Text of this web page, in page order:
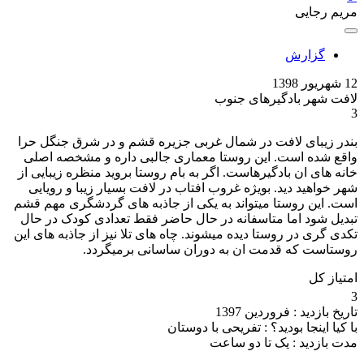
مریم رجایی
گزارش
12 شهریور 1398
لافت شهر بادگیرهای جنوب
3
بندر زیبای لافت در شمال غربی جزیره قشم و در شرق جنگل حرا
واقع شده است. این روستا معماری جالبی داره و مشخصه اصلی
خانه های ان بادگیرهاست. اگر به بام روستا بروید منظره زیبایی از
شهر خواهید دید. بویژه غروب افتاب در لافت بسیار زیبا و رویایی
است. این روستا میتواند به یکی از جاذبه های گردشگری مهم قشم
تبدیل شود اما متاسفانه در حال حاضر فقط تعدادی کودک در حال
تکدی گری در روستا دیده میشوند. چاه های تلا نیز از جاذبه های این
روستاست که قدمت ان به دوران ساسانی برمیگردد.
امتیاز کل
3
تاریخ بازدید : فروردین 1397
با کیا اینجا بودید؟ : تفریحی با دوستان
مدت بازدید : یک تا دو ساعت